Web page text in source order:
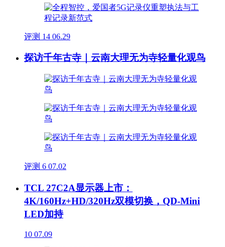
评测 14 06.29
探访千年古寺｜云南大理无为寺轻量化观鸟
评测 6 07.02
TCL 27C2A显示器上市：
4K/160Hz+HD/320Hz双模切换，QD-Mini
LED加持
10 07.09